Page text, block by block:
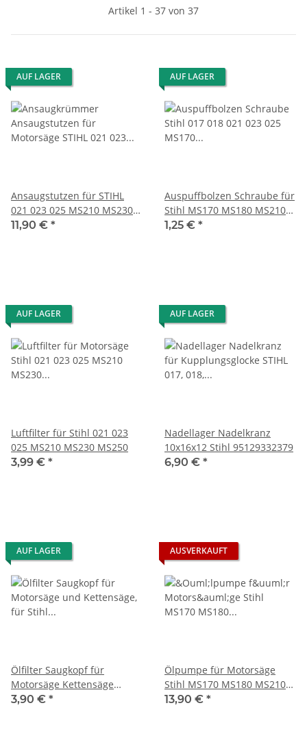
Artikel 1 - 37 von 37
AUF LAGER
Ansaugstutzen für STIHL
021 023 025 MS210 MS230
MS250
11,90 € *
AUF LAGER
Auspuffbolzen Schraube für
Stihl MS170 MS180 MS210
MS230 MS250
1,25 € *
AUF LAGER
Luftfilter für Stihl 021 023
025 MS210 MS230 MS250
3,99 € *
AUF LAGER
Nadellager Nadelkranz
10x16x12 Stihl 95129332379
6,90 € *
AUF LAGER
Ölfilter Saugkopf für
Motorsäge Kettensäge
11236403800
3,90 € *
AUSVERKAUFT
Ölpumpe für Motorsäge
Stihl MS170 MS180 MS210
MS230 MS250
13,90 € *